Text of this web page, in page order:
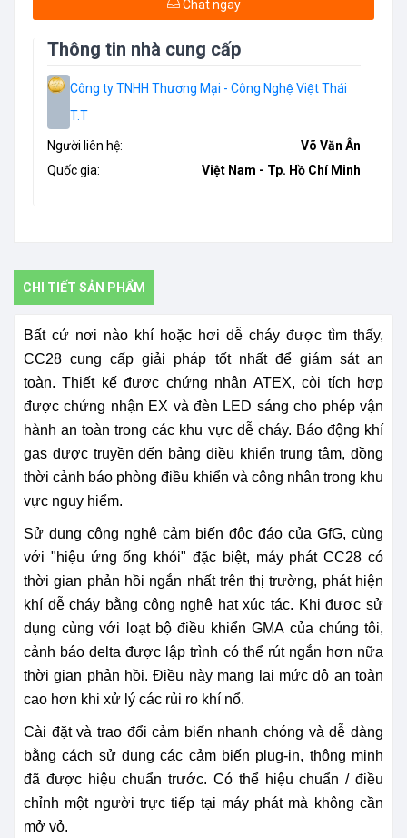
Chat ngay
Thông tin nhà cung cấp
Công ty TNHH Thương Mại - Công Nghệ Việt Thái
T.T
Người liên hệ:
Võ Văn Ân
Quốc gia:
Việt Nam - Tp. Hồ Chí Minh
CHI TIẾT SẢN PHẨM
Bất cứ nơi nào khí hoặc hơi dễ cháy được tìm thấy,
CC28 cung cấp giải pháp tốt nhất để giám sát an
toàn.Thiết kế được chứng nhận ATEX, còi tích hợp
được chứng nhận EX và đèn LED sáng cho phép vận
hành an toàn trong các khu vực dễ cháy. Báo động khí
gas được truyền đến bảng điều khiển trung tâm, đồng
thời cảnh báo phòng điều khiển và công nhân trong khu
vực nguy hiểm.
Sử dụng công nghệ cảm biến độc đáo của GfG, cùng
với "hiệu ứng ống khói" đặc biệt, máy phát CC28 có
thời gian phản hồi ngắn nhất trên thị trường, phát hiện
khí dễ cháy bằng công nghệ hạt xúc tác. Khi được sử
dụng cùng với loạt bộ điều khiển GMA của chúng tôi,
cảnh báo delta được lập trình có thể rút ngắn hơn nữa
thời gian phản hồi.Điều này mang lại mức độ an toàn
cao hơn khi xử lý các rủi ro khí nổ.
Cài đặt và trao đổi cảm biến nhanh chóng và dễ dàng
bằng cách sử dụng các cảm biến plug-in, thông minh
đã được hiệu chuẩn trước. Có thể hiệu chuẩn / điều
chỉnh một người trực tiếp tại máy phát mà không cần
mở vỏ.